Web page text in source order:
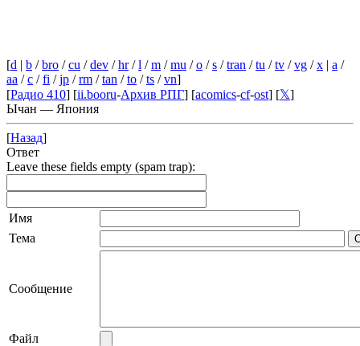
[d | b /bro /cu /dev /hr/l /m /mu /o /s /tran /tu /tv /vg /x | a /
aa /c /fi /jp /rm /tan /to /ts /vn]
[Радио 410] [ii.booru-Архив РПГ] [acomics-cf-ost] [𝕏]
Ычан — Япония
[Назад]
Ответ
Leave these fields empty (spam trap):
Имя
Тема
Сообщение
Файл